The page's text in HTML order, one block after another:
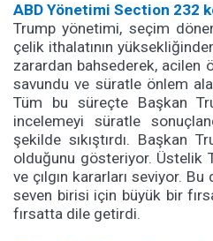
ABD Yönetimi Section 232
Trump yönetimi, seçim
çelik ithalatının
zarardan bahsederek, acilen
savundu ve süratle önlem
Tüm bu süreçte Başkan
incelemeyi süratle
şekilde sıkıştırdı. Başkan
olduğunu gösteriyor. Üstelik
ve çılgın kararları seviyor.
seven birisi için büyük bir
fırsatta dile getirdi.